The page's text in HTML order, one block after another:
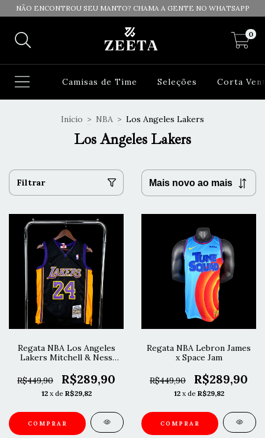
NÃO ENCONTROU SEU MANTO? CHAMA A GENTE NO WHATSAPP
0
Camisas de Time Seleções Corta
Início > NBA > Los Angeles Lakers
Los Angeles Lakers
Filtrar
Regata NBA Los Angeles
Lakers Mitchell & Ness
R$449,90
R$289,90
12 x de R$29,82
COMPRAR
Regata NBA Lebron James
x Space Jam
R$449,90 R$289,90
12 x de R$29,82
COMPRAR